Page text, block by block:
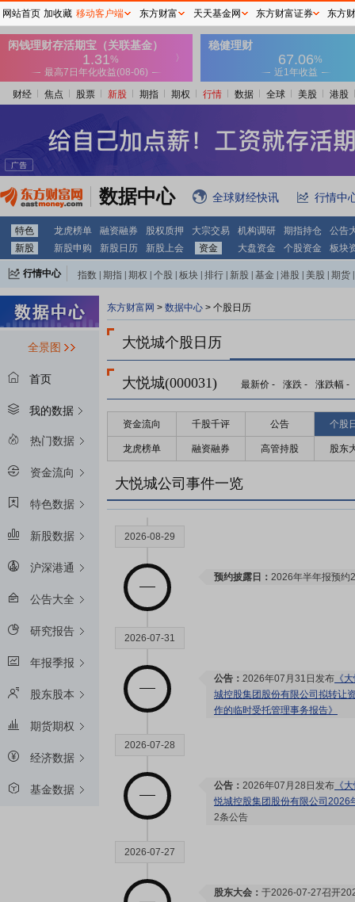
财经 焦点 股票 新股 期指 期权 行情 数据 全球 美股 港股
数据中心 全球财经快讯 行情中
特色 龙虎榜单 融资融券 股权质押 大宗交易 机构调研 期指持仓
公告
新股
新股申购 新股日历 新股上会 资金 大盘资金 个股资金 板块
行情中心 指数 期指 期权 个股 板块 排行 新股 基金 港股 美股 期货
全景图
首页
我的数据
热门数据
资金流向
特色数据
新股数据
沪深港通
公告大全
研究报告
年报季报
股东股本
期货期权
经济数据
基金数据
东方财富网 > 数据中心 > 个股日历
大悦城个股日历
大悦城(000031) 最新价 - 涨跌 - 涨跌幅 -
资金流向 千股千评 公告 个股
龙虎榜单 融资融券 高管持股 股东
大悦城公司事件一览
2026-08-29
预约披露日： 2026年半年报预约
2026-07-31
公告： 2026年07月31日发布 《
城控股集团股份有限公司拟转让
作的临时受托管理事务报告》
2026-07-28
公告： 2026年07月28日发布 《
悦城控股集团股份有限公司2026
2条公告
2026-07-27
股东大会： 于2026-07-27召开
网站首页 加收藏 移动客户端 东方财富 天天基金网 东方财富证券 东方